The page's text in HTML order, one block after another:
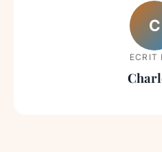
C
ECRIT